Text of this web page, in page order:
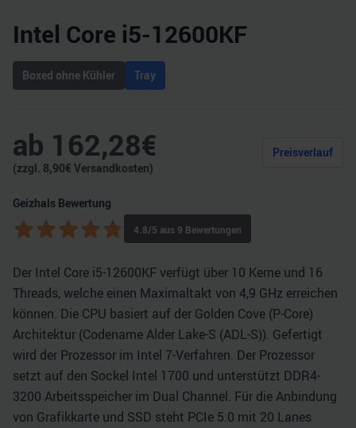
Intel Core i5-12600KF
Boxed ohne Kühler Tray
ab 162,28€
(zzgl. 8,90€ Versandkosten)
Preisverlauf
Geizhals Bewertung
4.8/5 aus 9 Bewertungen
Der Intel Core i5-12600KF verfügt über 10 Kerne und 16
Threads, welche einen Maximaltakt von 4,9 GHz erreichen
können. Die CPU basiert auf der Golden Cove (P-Core)
Architektur (Codename Alder Lake-S (ADL-S)). Gefertigt
wird der Prozessor im Intel 7-Verfahren. Der Prozessor
setzt auf den Sockel Intel 1700 und unterstützt DDR4-
3200 Arbeitsspeicher im Dual Channel. Für die Anbindung
von Grafikkarte und SSD steht PCIe 5.0 mit 20 Lanes